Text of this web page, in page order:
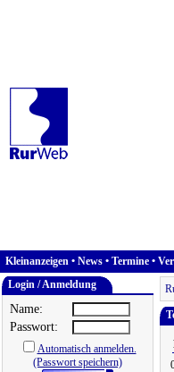
Kleinanzeigen • News • Termine •
Login / Anmeldung
Name:
Passwort:
Automatisch anmelden.
(Passwort speichern)